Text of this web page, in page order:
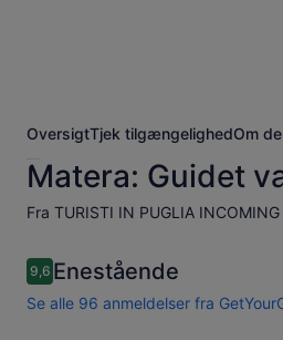
OversigtTjek tilgængelighedOm
Matera: Guidet
Fra TURISTI IN PUGLIA INCOMING
Anmeldelser
9,69,6 ud af 10.
Enestående
Se alle 96 anmeldelser fra